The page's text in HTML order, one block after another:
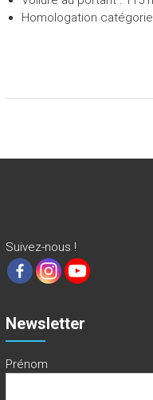
Homologation
Suivez-nous !
Newsletter
Prénom